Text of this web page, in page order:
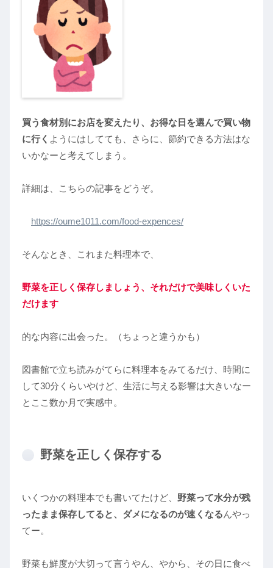
買う食材別にお店を変えたり、お得な日を選んで買い物
に行く ようにはしてても、さらに、節約できる方法はな
いかなーと考えてしまう。
詳細は、こちらの記事をどうぞ。
https://oume1011.com/food-expences/
そんなとき、これまた料理本で、
野菜を正しく保存しましょう、それだけで美味しくいた
だけます
的な内容に出会った。（ちょっと違うかも）
図書館で立ち読みがてらに料理本をみてるだけ、時間に
して30分くらいやけど、生活に与える影響は大きいなー
とここ数か月で実感中。
野菜を正しく保存する
いくつかの料理本でも書いてたけど、 野菜って水分が残
ったまま保存してると、ダメになるのが速くなるんやっ
てー。
野菜も鮮度が大切って言うやん、やから、その日に食べ